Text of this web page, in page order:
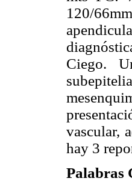
120/
Ciego.
vascular,
hay 3
Palabras